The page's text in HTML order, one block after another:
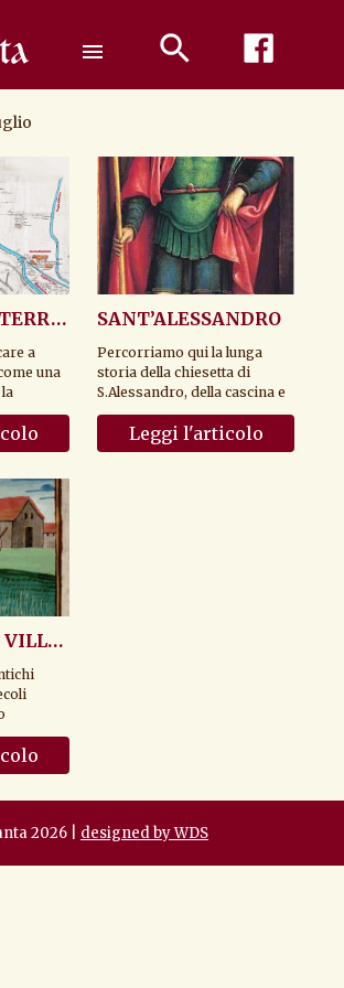
menu
VILLASANTA TERRA D’ACQUA ( PARTE I°) – Il Lambro e...
a
una
che nel
SANT’ALESSANDRO
Percorriamo qui la lunga
storia della chiesetta di
S.Alessandro, della cascina e
del quartiere che da essa
prendono n...
Leggi l'articolo
MA TU SEI DI VILLOLA O DI COLIATE ?
2026 | designed by WDS